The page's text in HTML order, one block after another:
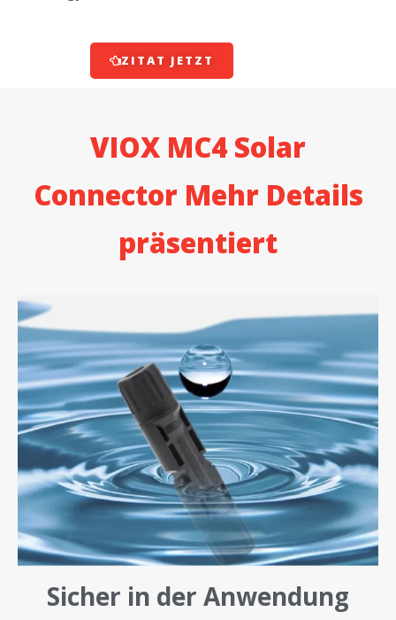
ZITAT JETZT
VIOX MC4 Solar
Connector Mehr Details
präsentiert
Sicher in der Anwendung